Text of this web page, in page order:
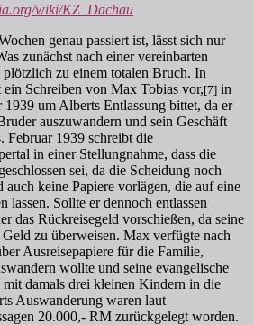
wiki/KZ_Dachau
genau passiert ist, lässt sich nur
zunächst nach einer vereinbarten
zu einem totalen Bruch. In
Schreiben von Max Tobias vor,[7] in
1939 um Alberts Entlassung bittet, da er
auszuwandern und sein Geschäft
Februar 1939 schreibt die
in einer Stellungnahme, dass die
sei, da die Scheidung noch
keine Papiere vorlägen, die auf eine
lassen. Sollte er dennoch entlassen
das Rückreisegeld vorschießen, da seine
Geld zu überweisen. Max verfügte nach
Ausreisepapiere für die Familie,
wollte und seine evangelische
damals drei kleinen Kindern in die
Auswanderung waren laut
20.000,- RM zurückgelegt worden.